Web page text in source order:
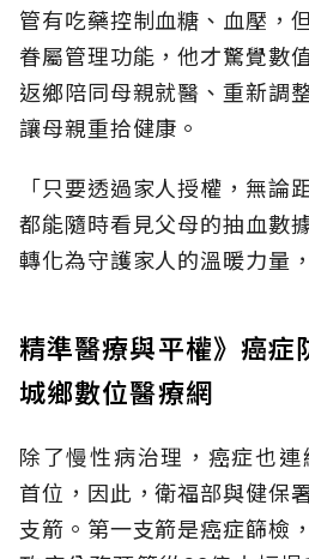
管有吃藥控制血糖、血壓，
眷屬管理功能，他才驚覺數
返鄉陪同母親就醫、重新調
讓母親重拾健康。
「只要透過家人授權，無論
都能隨時看見父母的抽血數
轉化為守護家人的溫暖力量
精準醫療與平權》癌症
城鄉數位醫療網
除了慢性病治理，癌症也
首位，因此，衛福部與健保
支箭。第一支箭是癌症篩檢